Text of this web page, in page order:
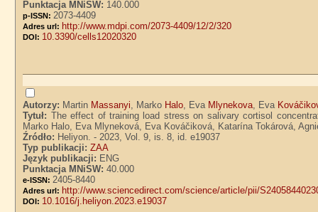
Punktacja MNiSW: 140.000
p-ISSN: 2073-4409
Adres url: http://www.mdpi.com/2073-4409/12/2/320
DOI: 10.3390/cells12020320
Autorzy: Martin Massanyi, Marko Halo, Eva Mlynekova, Eva
Tytuł: The effect of training load stress on salivary cortisol
Marko Halo, Eva Mlyneková, Eva Kováčiková, Katarína Tokárová,
Źródło: Heliyon. - 2023, Vol. 9, is. 8, id. e19037
Typ publikacji:ZAA
Język publikacji: ENG
Punktacja MNiSW:40.000
e-ISSN: 2405-8440
Adres url: http://www.sciencedirect.com/science/article/pii/
DOI: 10.1016/j.heliyon.2023.e19037